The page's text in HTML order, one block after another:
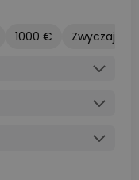
1000 €
Zwyczaj